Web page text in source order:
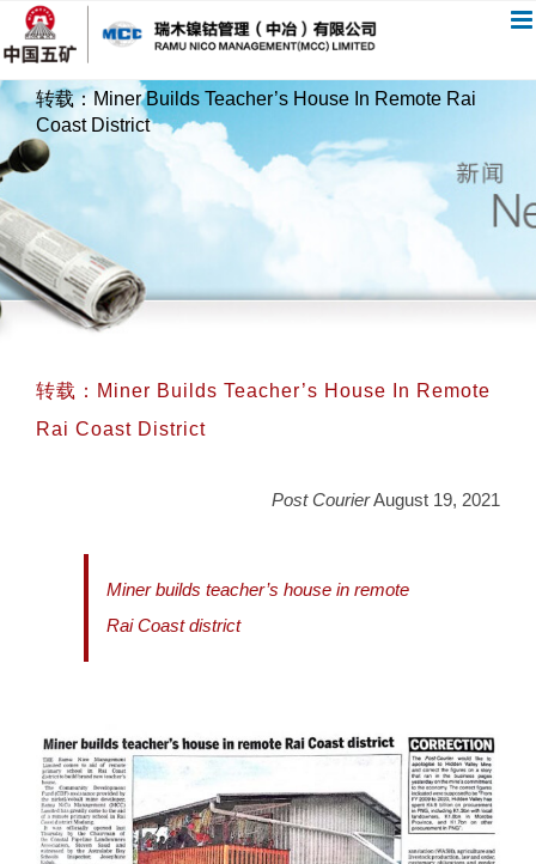
过
内
转载：Miner Builds Teacher’s House In Remote Rai
Coast District
转载：Miner Builds Teacher’s House In Remote
Rai Coast District
Post CourierAugust 19, 2021
Miner builds teacher’s house in remote
Rai Coast district